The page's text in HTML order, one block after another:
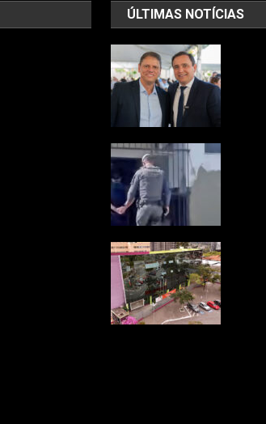
ÚLTIMAS NOTÍCIAS